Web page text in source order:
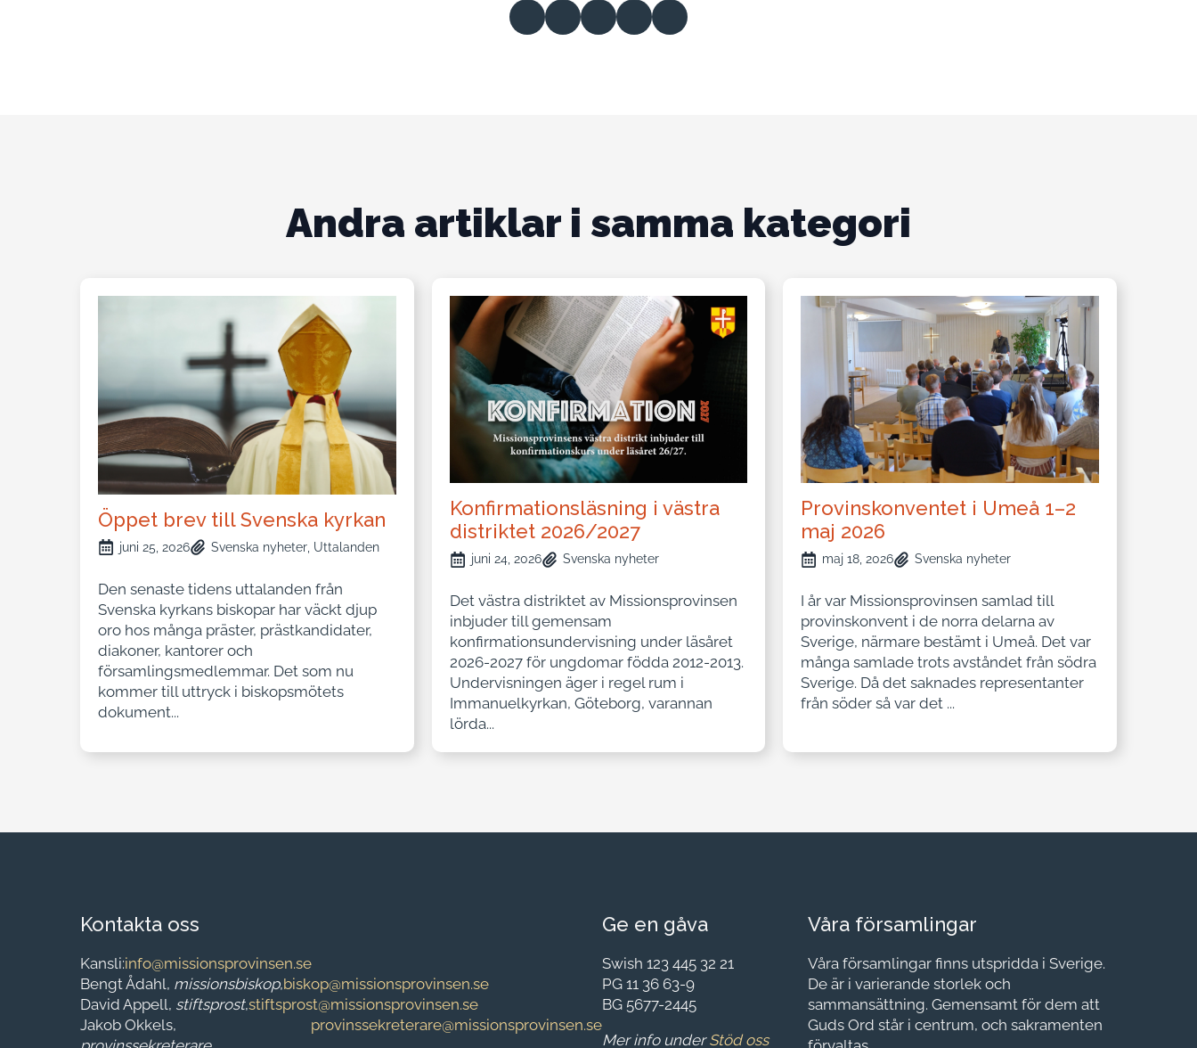
Andra artiklar i samma kategori
Öppet brev till Svenska kyrkan
juni 25, 2026 Svenska nyheter Uttalanden
Den senaste tidens uttalanden från
Svenska kyrkans biskopar har väckt djup
oro hos många präster, prästkandidater,
diakoner, kantorer och
församlingsmedlemmar. Det som nu
kommer till uttryck i biskopsmötets
dokument...
Konfirmationsläsning i västra
distriktet 2026/2027
juni 24, 2026 Svenska nyheter
Det västra distriktet av Missionsprovinsen
inbjuder till gemensam
konfirmationsundervisning under läsåret
2026-2027 för ungdomar födda 2012-2013.
Undervisningen äger i regel rum i
Immanuelkyrkan, Göteborg, varannan
lörda...
Provinskonventet i Umeå 1–2
maj 2026
maj 18, 2026 Svenska nyheter
I år var Missionsprovinsen samlad till
provinskonvent i de norra delarna av
Sverige, närmare bestämt i Umeå. Det var
många samlade trots avståndet från södra
Sverige. Då det saknades representanter
från söder så var det ...
Kontakta oss
Kansli:info@missionsprovinsen.se
Bengt Ådahl, missionsbiskop,biskop@missionsprovinsen.se
David Appell, stiftsprost,stiftsprost@missionsprovinsen.se
Jakob Okkels,
provinssekreterare@missionsprovinsen.se
Ge en gåva
Swish 123 445 32 21
PG 11 36 63-9
BG 5677-2445
Mer info underStöd oss
Våra församlingar
Våra församlingar finns utspridda i Sverige.
De är i varierande storlek och
sammansättning. Gemensamt för dem att
Guds Ord står i centrum, och sakramenten